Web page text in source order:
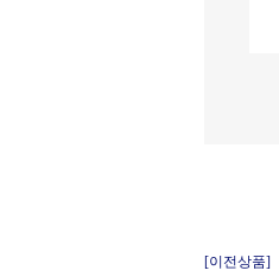
[이전상품]